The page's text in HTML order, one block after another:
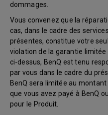
dommages.
Vous convenez que la
cas, dans le cadre des
présentes, constitue votre
violation de la garantie
ci-dessus, BenQ est tenu
par vous dans le cadre du
BenQ sera limitée au
que vous avez payé à BenQ
pour le Produit.